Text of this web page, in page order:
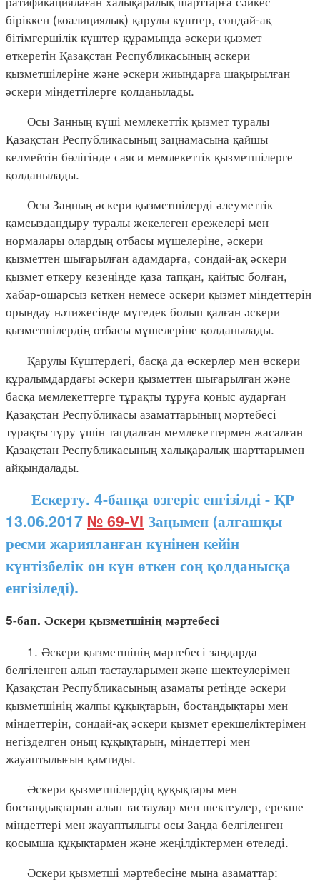
біріккен (коалициялық) қарулы күштер, сондай-ақ
бітімгершілік күштер құрамында әскери қызмет
өткеретін Қазақстан Республикасының әскери
қызметшілеріне және әскери жиындарға шақырылған
әскери міндеттілерге қолданылады.
Осы Заңның күші мемлекеттік қызмет туралы
Қазақстан Республикасының заңнамасына қайшы
келмейтін бөлігінде саяси мемлекеттік қызметшілерге
қолданылады.
Осы Заңның әскери қызметшілерді әлеуметтік
қамсыздандыру туралы жекелеген ережелері мен
нормалары олардың отбасы мүшелеріне, әскери
қызметтен шығарылған адамдарға, сондай-ақ әскери
қызмет өткеру кезеңінде қаза тапқан, қайтыс болған,
хабар-ошарсыз кеткен немесе әскери қызмет міндеттерін
орындау нәтижесінде мүгедек болып қалған әскери
қызметшілердің отбасы мүшелеріне қолданылады.
Қарулы Күштердегі, басқа да əскерлер мен əскери
құралымдардағы әскери қызметтен шығарылған және
басқа мемлекеттерге тұрақты тұруға қоныс аударған
Қазақстан Республикасы азаматтарының мәртебесі
тұрақты тұру үшін таңдалған мемлекеттермен жасалған
Қазақстан Республикасының халықаралық шарттарымен
айқындалады.
Ескерту. 4-бапқа өзгеріс енгізілді - ҚР
13.06.2017 № 69-VI Заңымен (алғашқы
ресми жарияланған күнінен кейін
күнтізбелік он күн өткен соң қолданысқа
енгізіледі).
5-бап. Әскери қызметшінің мәртебесі
1. Әскери қызметшінің мәртебесі заңдарда
белгіленген алып тастауларымен және шектеулерімен
Қазақстан Республикасының азаматы ретінде әскери
қызметшінің жалпы құқықтарын, бостандықтары мен
міндеттерін, сондай-ақ әскери қызмет ерекшеліктерімен
негізделген оның құқықтарын, міндеттері мен
жауаптылығын қамтиды.
Әскери қызметшілердің құқықтары мен
бостандықтарын алып тастаулар мен шектеулер, ерекше
міндеттері мен жауаптылығы осы Заңда белгіленген
қосымша құқықтармен және жеңілдіктермен өтеледі.
Әскери қызметші мәртебесіне мына азаматтар: